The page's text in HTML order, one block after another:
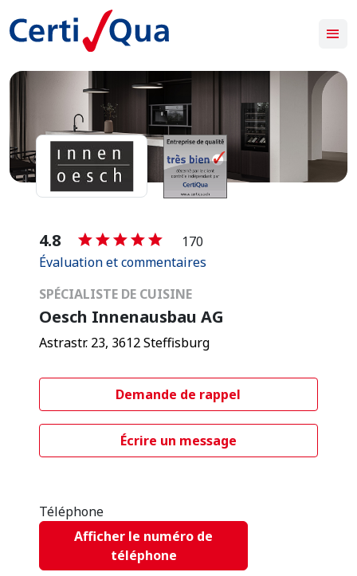
-
4.8
170
Évaluation et commentaires
SPÉCIALISTE DE CUISINE
Oesch Innenausbau AG
Astrastr. 23, 3612 Steffisburg
Demande de rappel
Écrire un message
Téléphone
Afficher le numéro de
téléphone